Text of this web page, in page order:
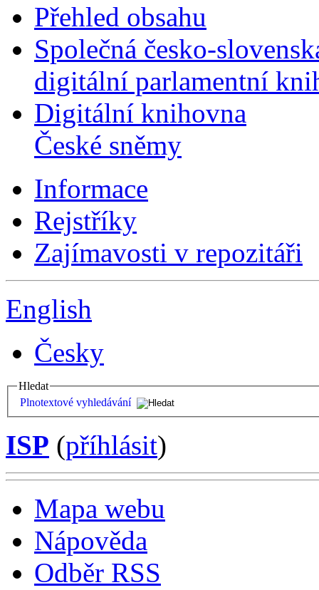
Přehled obsahu
Společná česko-
digitální parlamentní
Digitální knihovna
České sněmy
Informace
Rejstříky
Zajímavosti v repozitáři
English
Česky
Hledat
Plnotextové vyhledávání
ISP (příhlásit)
Mapa webu
Nápověda
Odběr RSS